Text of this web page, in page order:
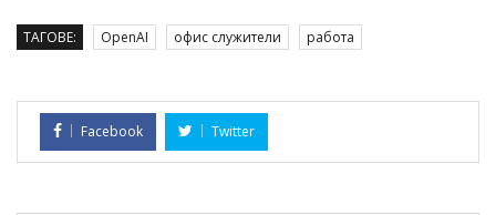
ТАГОВЕ: OpenAI офис служители работа
Facebook Twitter